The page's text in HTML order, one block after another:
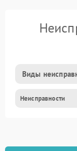
Виды
Неисправности